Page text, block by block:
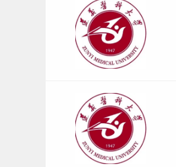
标签： 遵义医科大学